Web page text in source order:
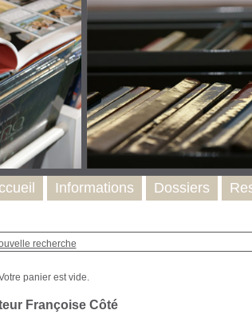
recherche
Françoise Côté
Informations Dossiers